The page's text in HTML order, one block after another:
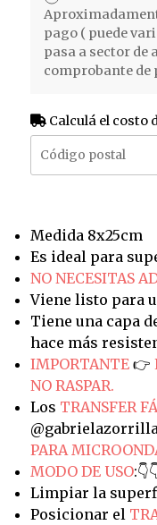
pago ( puede
pasa a sector de
comprobante de
Calculá el costo
Medida 8x25cm
Es ideal para
NO NECESITAS
Viene listo para
Tiene una capa
hace más
IMPORTANTE 👉
NO RASPAR.
Los TRANSFER
PARA
MODO DE USO
Limpiar la
Posicionar el